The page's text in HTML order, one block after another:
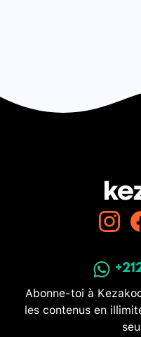
Abonne-toi à
les contenus en